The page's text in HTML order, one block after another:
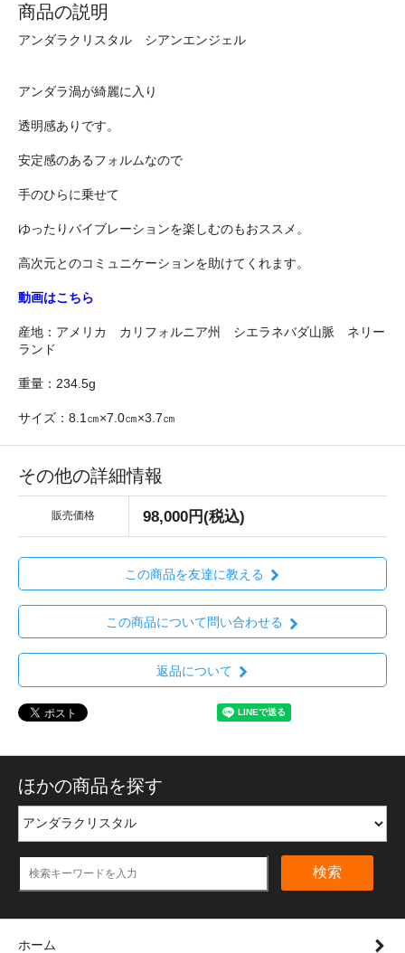
商品の説明
アンダラクリスタル シアンエンジェル
アンダラ渦が綺麗に入り
透明感ありです。
安定感のあるフォルムなので
手のひらに乗せて
ゆったりバイブレーションを楽しむのもおススメ。
高次元とのコミュニケーションを助けてくれます。
動画はこちら
産地：アメリカ カリフォルニア州 シエラネバダ山脈 ネリー
ランド
重量：234.5g
サイズ：8.1㎝×7.0㎝×3.7㎝
その他の詳細情報
販売価格 98,000円(税込)
この商品を友達に教える
この商品について問い合わせる
返品について
ほかの商品を探す
検索
ホーム